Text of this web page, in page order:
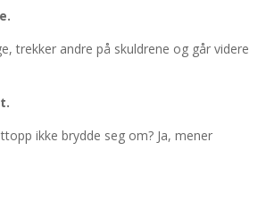
trekker andre på skuldrene og går videre
ikke brydde seg om? Ja, mener